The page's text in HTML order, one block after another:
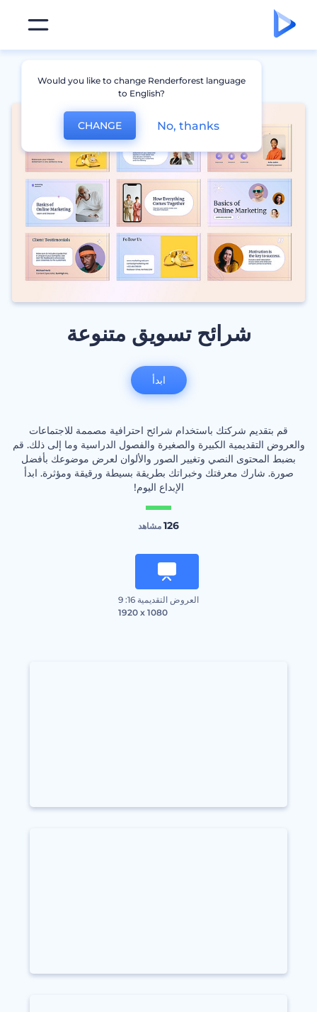
شرائح تسويق متنوعة
قم بتقديم شركتك باستخدام شرائح احترافية مصممة للاجتماعات
والعروض التقديمية الكبيرة والصغيرة والفصول الدراسية وما إلى ذلك. قم
بضبط المحتوى النصي وتغيير الصور والألوان لعرض موضوعك بأفضل
صورة. شارك معرفتك وخبراتك بطريقة بسيطة ورقيقة ومؤثرة. ابدأ
الإبداع اليوم!
126 مشاهد
العروض التقديمية 16: 9
1920 x 1080
ابدأ
Would you like to change Renderforest language
to English?
CHANGE No, thanks